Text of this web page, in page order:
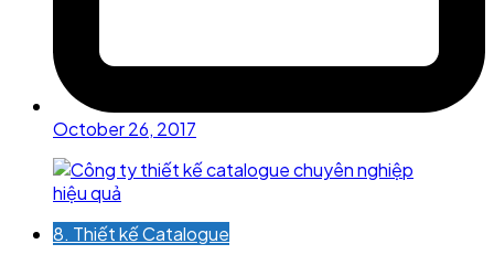
October 26, 2017
8. Thiết kế Catalogue